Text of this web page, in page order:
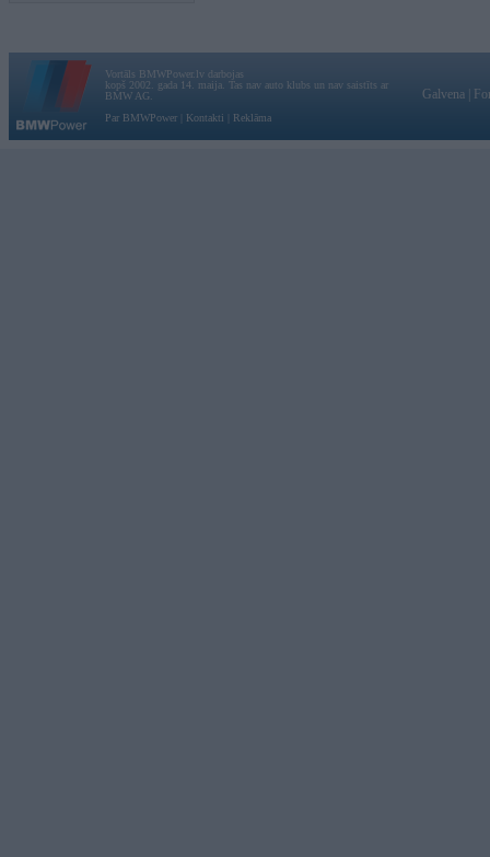
Vortāls BMWPower.lv darbojas
kopš 2002. gada 14. maija. Tas nav auto klubs un nav saistīts ar
BMW AG.
Par BMWPower
Kontakti Reklāma
Galvena